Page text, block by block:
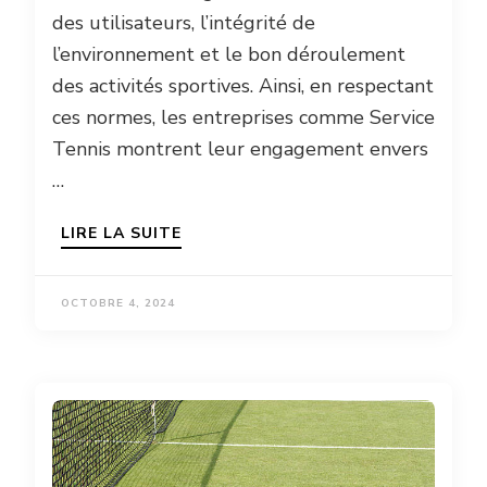
des utilisateurs, l’intégrité de
l’environnement et le bon déroulement
des activités sportives. Ainsi, en respectant
ces normes, les entreprises comme Service
Tennis montrent leur engagement envers
…
LIRE LA SUITE
OCTOBRE 4, 2024